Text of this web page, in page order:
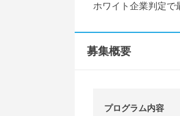
ホワイト企業判定で
募集概要
プログラム内容